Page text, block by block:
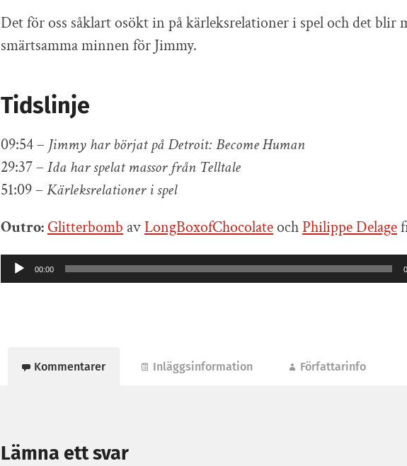
Det för oss såklart osökt in på kärleksrelationer i spel och det blir
smärtsamma minnen för Jimmy.
Tidslinje
09:54 – Jimmy har börjat på Detroit: Become Human
29:37 – Ida har spelat massor från Telltale
51:09 – Kärleksrelationer i spel
Outro: Glitterbomb avLongBoxofChocolateoch Philippe Delage
Ljudspelare
00:00
Kommentarer Inläggsinformation Författarinfo
Lämna ett svar